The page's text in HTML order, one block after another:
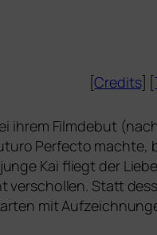
[Credits] [
ihrem Filmdebut
Perfecto mach­te,
Kai fliegt der
ver­schol­len. Statt
mit